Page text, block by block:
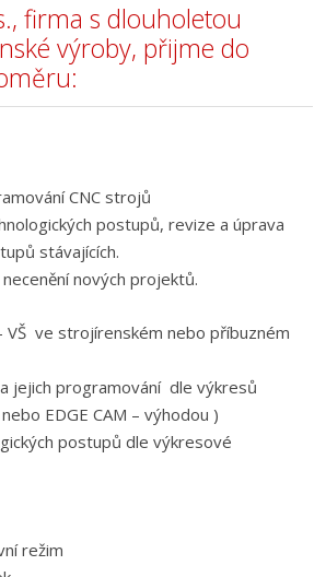
firma s dlouholetou
výroby, přijme do
CNC strojů
postupů, revize a úprava
stávajících.
nových projektů.
VŠ ve strojírenském nebo příbuzném
jejich programování dle výkresů
EDGE CAM – výhodou )
postupů dle výkresové
režim